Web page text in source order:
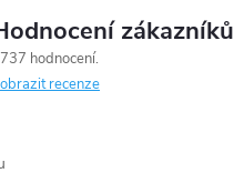
zákazníků
hodnocení
recenze